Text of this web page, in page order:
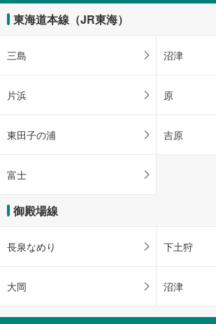
東海道本線（JR東海）
三島 沼津
片浜 原
東田子の浦 吉原
富士
御殿場線
長泉なめり 下土狩
大岡 沼津